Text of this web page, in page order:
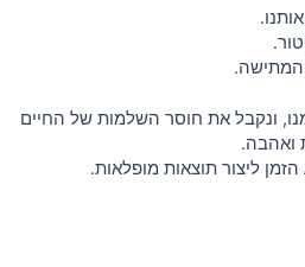
ונקבל את חוסר השלמות של החיים
ואהבה.
ליצור תוצאות מופלאות.